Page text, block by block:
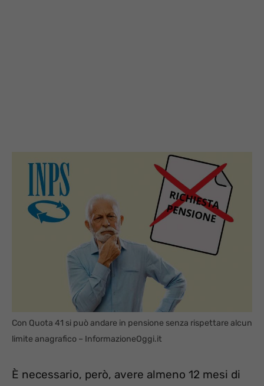
Con Quota 41 si può andare in pensione senza rispettare alcun
limite anagrafico – InformazioneOggi.it
È necessario, però, avere almeno 12 mesi di